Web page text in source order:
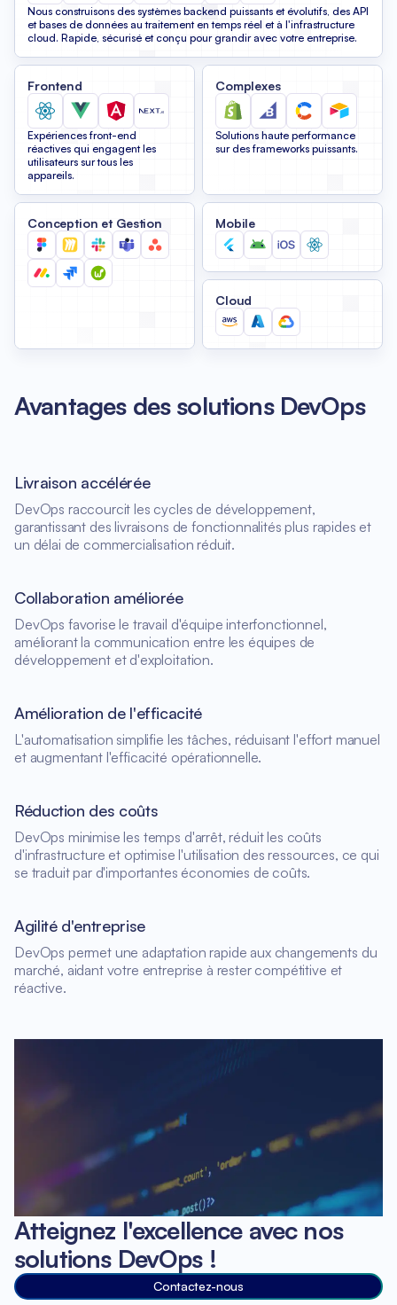
Nous construisons des systèmes backend puissants et évolutifs, des API
et bases de données au traitement en temps réel et à l'infrastructure
cloud. Rapide, sécurisé et conçu pour grandir avec votre entreprise.
Frontend
Expériences front-end
réactives qui engagent les
utilisateurs sur tous les
appareils.
Complexes
Solutions haute performance
sur des frameworks puissants.
Conception et Gestion Mobile
Cloud
Avantages des solutions DevOps
Livraison accélérée
DevOps raccourcit les cycles de développement,
garantissant des livraisons de fonctionnalités plus rapides et
un délai de commercialisation réduit.
Collaboration améliorée
DevOps favorise le travail d'équipe interfonctionnel,
améliorant la communication entre les équipes de
développement et d'exploitation.
Amélioration de l'efficacité
L'automatisation simplifie les tâches, réduisant l'effort manuel
et augmentant l'efficacité opérationnelle.
Réduction des coûts
DevOps minimise les temps d'arrêt, réduit les coûts
d'infrastructure et optimise l'utilisation des ressources, ce qui
se traduit par d'importantes économies de coûts.
Agilité d'entreprise
DevOps permet une adaptation rapide aux changements du
marché, aidant votre entreprise à rester compétitive et
réactive.
Atteignez l'excellence avec nos
solutions DevOps !
Contactez-nous